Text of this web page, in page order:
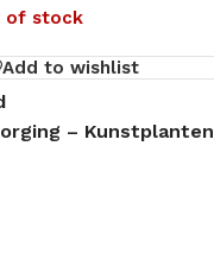
of stock
Add to wishlist
– Kunstplanten